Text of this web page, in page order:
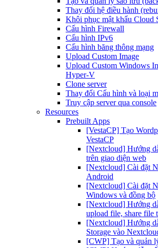
Thay đổi hệ điều hành
Khôi phục mật khẩu Cloud
Cấu hình Firewall
Cấu hình IPv6
Cấu hình băng thông mạng
Upload Custom Image
Upload Custom Windows
Hyper-V
Clone server
Thay đổi Cấu hình và loại
Truy cập server qua console
Resources
Prebuilt Apps
[VestaCP] Tạo
VestaCP
[Nextcloud] Hướng
trên giao diện web
[Nextcloud] Cài đặt
Android
[Nextcloud] Cài đặt
Windows và đồng bộ
[Nextcloud] Hướng
upload file, share file
[Nextcloud] Hướng
Storage vào
[CWP] Tạo và quản